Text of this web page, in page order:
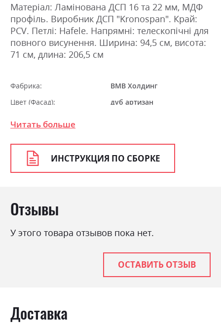
Матеріал: Ламінована ДСП 16 та 22 мм, МДФ
профіль. Виробник ДСП "Kronospan". Край:
PCV. Петлі: Hafele. Напрямні: телескопічні для
повного висунення. Ширина: 94,5 см, висота:
71 см, длина: 206,5 см
Фабрика:
ВМВ Холдинг
Цвет (Фасад):
дуб артизан
Стиль
Материал
С матрасом
С подставкой под матрас
так
Читать больше
ИНСТРУКЦИЯ ПО СБОРКЕ
Отзывы
У этого товара отзывов пока нет.
ОСТАВИТЬ ОТЗЫВ
Доставка